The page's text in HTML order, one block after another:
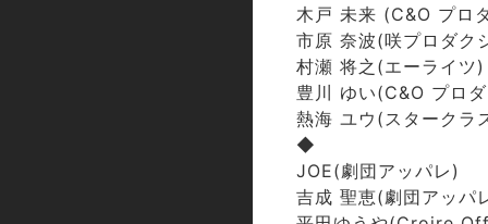
木戸 未来 (C&O プロ
市原 奈波(咲プロダク
村瀬 将之(エーライツ)
豊川 ゆい(C&O プロ
熱海 ユウ(スタークラ
◆
JOE(劇団アッパレ)
吉成 聖恵(劇団アッパ